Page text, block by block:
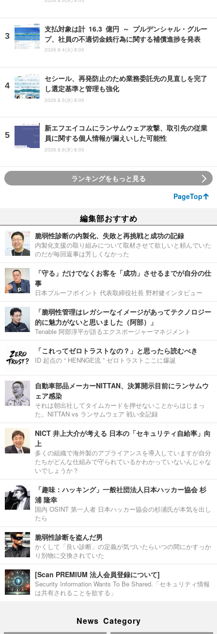
支払対象は計 16.3 億円 ～ プルデンシャル・グルー
プ、社員の不適切金銭行為に関する補償進捗を発表
2026.8.4(火) 8:05
セシール、再発防止のため業務委託先の見直しを完了
し選定基準と管理も強化
2026.8.5(水) 8:05
新エフエイコムにランサムウェア攻撃、取引先の従業
員に関する個人情報が漏えいした可能性
2026.8.6(木) 8:05
ランキングをもっと見る
PageTop
編集部おすすめ
脆弱性診断の内製化、失敗と再挑戦と成功の記録
内製化支援の取り組みについて取材させて欲しいと頼んでいた
のだが毎回返事は芳しくなかった
「守る」だけでなくお客を「成功」させるまでが自分の仕
事
日本プルーフポイント 代表取締役社長 野村健インタビュー
「脆弱性管理はレガシーなイメージがあってテクノロジー
的に魅力がないと思いました（阿部）」
Tenable 阿部淳平が語るエクスポージャーマネジメント
「これってゼロトラストなの？」と思ったら読むべき
ID 起点の “ HENNGE流 ” ゼロトラストここに爆誕
自動車部品メーカーNITTAN、決算開示目前にランサムウ
ェア感染
それは朝出社してタイムカードを押せないことからはじまっ
た。NITTAN vs ランサムウェア 戦い全記録
NICT 井上大介が考える 日本の「セキュリティ自給率」向
上
多くの組織で海外製のアプライアンスを導入していますが自分
たちがどんな仕組みで守られているかわかっていないんじゃな
いでしょうか？
「趣味：ハッキング」一般社団法人日本ハッカー協会 杉
浦 隆幸
国内 OSINT 第一人者 日本ハッカー協会の杉浦氏が本気を出し
たら
脆弱性診断を盗んだ男
かくして「良い診断」の定義が気づいたらいつの間にかすっか
り別物に交換されていた
[Scan PREMIUM 法人会員登録について]
Security Information Wants To Be Shared.「セキュリティ情報
は共有されることを欲する」
News Category